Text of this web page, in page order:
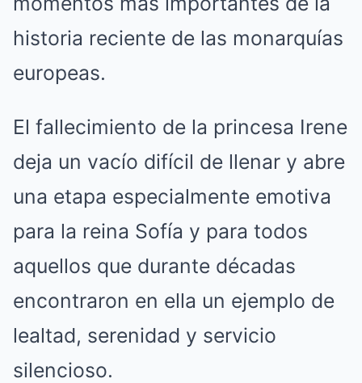
historia reciente de las monarquías
europeas.
El fallecimiento de la princesa Irene
deja un vacío difícil de llenar y abre
una etapa especialmente emotiva
para la reina Sofía y para todos
aquellos que durante décadas
encontraron en ella un ejemplo de
lealtad, serenidad y servicio
silencioso.